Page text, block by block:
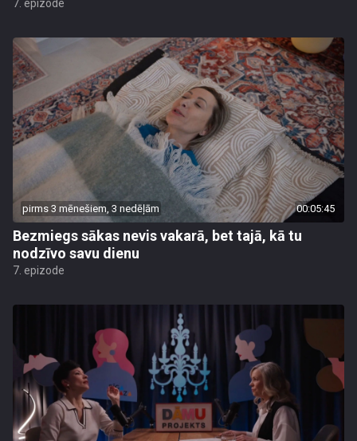
7. epizode
pirms 3 mēnešiem, 3 nedēļām 00:05:45
Bezmiegs sākas nevis vakarā, bet tajā, kā tu
nodzīvo savu dienu
7. epizode